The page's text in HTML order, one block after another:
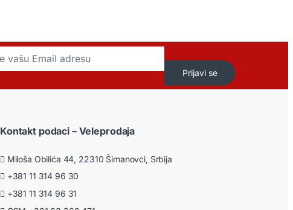
Prijavi se
Kontakt podaci – Veleprodaja
Miloša Obilića 44, 22310 Šimanovci, Srbija
+381 11 314 96 30
+381 11 314 96 31